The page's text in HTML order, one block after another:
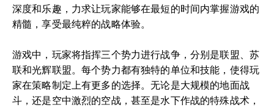
深度和乐趣，力求让玩家能够在最短的时间内掌握游戏的
精髓，享受最纯粹的战略体验。
游戏中，玩家将指挥三个势力进行战争，分别是联盟、苏
联和光辉联盟。每个势力都有独特的单位和技能，使得玩
家在策略制定上有更多的选择。无论是大规模的地面战
斗，还是空中激烈的空战，甚至是水下作战的特殊战术，